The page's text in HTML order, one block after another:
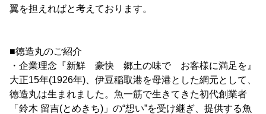
翼を担えればと考えております。
■徳造丸のご紹介
・企業理念『新鮮 豪快 郷土の味で お客様に満足を』
大正15年(1926年)、伊豆稲取港を母港とした網元として、
徳造丸は生まれました。魚一筋で生きてきた初代創業者
「鈴木 留吉(とめきち)」の“想い”を受け継ぎ、提供する魚